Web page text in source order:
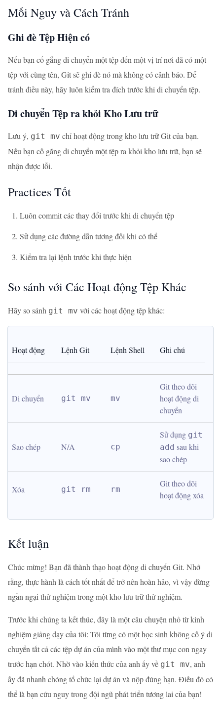
Mối Nguy và Cách Tránh
Ghi đè Tệp Hiện có
Nếu bạn cố gắng di chuyển một tệp đến một vị trí nơi đã có một
tệp với cùng tên, Git sẽ ghi đè nó mà không có cảnh báo. Để
tránh điều này, hãy luôn kiểm tra đích trước khi di chuyển tệp.
Di chuyển Tệp ra khỏi Kho Lưu trữ
Lưu ý, git mv chỉ hoạt động trong kho lưu trữ Git của bạn.
Nếu bạn cố gắng di chuyển một tệp ra khỏi kho lưu trữ, bạn sẽ
nhận được lỗi.
Practices Tốt
Luôn commit các thay đổi trước khi di chuyển tệp
Sử dụng các đường dẫn tương đối khi có thể
Kiểm tra lại lệnh trước khi thực hiện
So sánh với Các Hoạt động Tệp Khác
Hãy so sánh git mv với các hoạt động tệp khác:
Hoạt động Lệnh Git Lệnh Shell Ghi chú
Di chuyển git mv mv
Git theo dõi
hoạt động di
chuyển
Sao chép N/A cp
Sử dụng git
add sau khi
sao chép
Xóa git rm rm
Git theo dõi
hoạt động xóa
Kết luận
Chúc mừng! Bạn đã thành thạo hoạt động di chuyển Git. Nhớ
rằng, thực hành là cách tốt nhất để trở nên hoàn hảo, vì vậy đừng
ngần ngại thử nghiệm trong một kho lưu trữ thử nghiệm.
Trước khi chúng ta kết thúc, đây là một câu chuyện nhỏ từ kinh
nghiệm giảng dạy của tôi: Tôi từng có một học sinh không cố ý di
chuyển tất cả các tệp dự án của mình vào một thư mục con ngay
trước hạn chót. Nhờ vào kiến thức của anh ấy về git mv, anh
ấy đã nhanh chóng tổ chức lại dự án và nộp đúng hạn. Điều đó có
thể là bạn cứu nguy trong đội ngũ phát triển tương lai của bạn!